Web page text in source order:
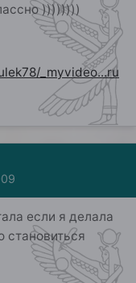
))))))))
_myvideo...ru
если я делала
становиться